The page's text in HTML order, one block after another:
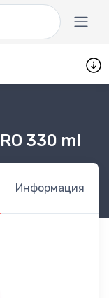
330 ml
Информация